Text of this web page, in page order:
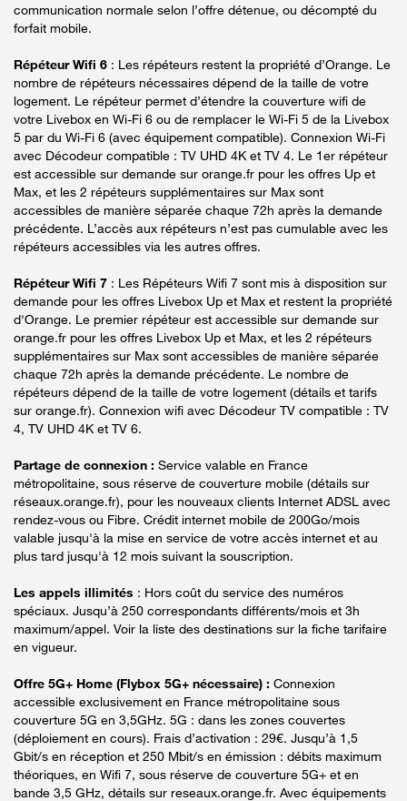
communication normale selon l’offre détenue, ou décompté du
forfait mobile.
Répéteur Wifi 6 : Les répéteurs restent la propriété d’Orange. Le
nombre de répéteurs nécessaires dépend de la taille de votre
logement. Le répéteur permet d’étendre la couverture wifi de
votre Livebox en Wi-Fi 6 ou de remplacer le Wi-Fi 5 de la Livebox
5 par du Wi-Fi 6 (avec équipement compatible). Connexion Wi-Fi
avec Décodeur compatible : TV UHD 4K et TV 4. Le 1er répéteur
est accessible sur demande sur orange.fr pour les offres Up et
Max, et les 2 répéteurs supplémentaires sur Max sont
accessibles de manière séparée chaque 72h après la demande
précédente. L’accès aux répéteurs n’est pas cumulable avec les
répéteurs accessibles via les autres offres.
Répéteur Wifi 7 : Les Répéteurs Wifi 7 sont mis à disposition sur
demande pour les offres Livebox Up et Max et restent la propriété
d'Orange. Le premier répéteur est accessible sur demande sur
orange.fr pour les offres Livebox Up et Max, et les 2 répéteurs
supplémentaires sur Max sont accessibles de manière séparée
chaque 72h après la demande précédente. Le nombre de
répéteurs dépend de la taille de votre logement (détails et tarifs
sur orange.fr). Connexion wifi avec Décodeur TV compatible : TV
4, TV UHD 4K et TV 6.
Partage de connexion : Service valable en France
métropolitaine, sous réserve de couverture mobile (détails sur
réseaux.orange.fr), pour les nouveaux clients Internet ADSL avec
rendez-vous ou Fibre. Crédit internet mobile de 200Go/mois
valable jusqu'à la mise en service de votre accès internet et au
plus tard jusqu'à 12 mois suivant la souscription.
Les appels illimités : Hors coût du service des numéros
spéciaux. Jusqu’à 250 correspondants différents/mois et 3h
maximum/appel. Voir la liste des destinations sur la fiche tarifaire
en vigueur.
Offre 5G+ Home (Flybox 5G+ nécessaire) : Connexion
accessible exclusivement en France métropolitaine sous
couverture 5G en 3,5GHz. 5G : dans les zones couvertes
(déploiement en cours). Frais d’activation : 29€. Jusqu’à 1,5
Gbit/s en réception et 250 Mbit/s en émission : débits maximum
théoriques, en Wifi 7, sous réserve de couverture 5G+ et en
bande 3,5 GHz, détails sur reseaux.orange.fr. Avec équipements